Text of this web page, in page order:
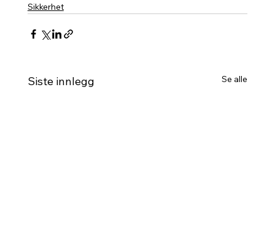
Sikkerhet
Siste innlegg Se alle